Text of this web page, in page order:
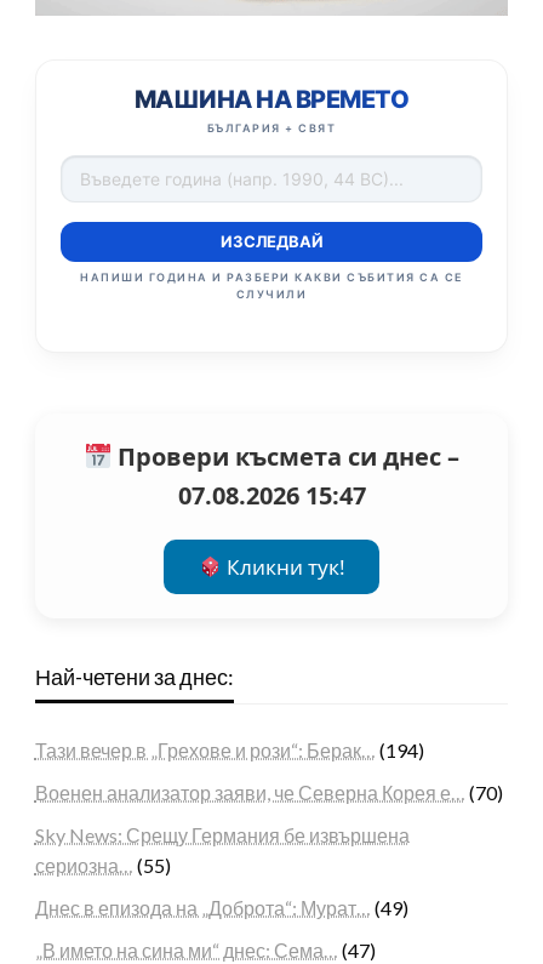
МАШИНА НА ВРЕМЕТО
БЪЛГАРИЯ + СВЯТ
ИЗСЛЕДВАЙ
НАПИШИ ГОДИНА И РАЗБЕРИ КАКВИ СЪБИТИЯ СА СЕ
СЛУЧИЛИ
Провери късмета си днес –
07.08.2026 15:47
Кликни тук!
Най-четени за днес:
Тази вечер в „Грехове и рози“: Берак… (194)
Военен анализатор заяви, че Северна Корея е… (70)
Sky News: Срещу Германия бе извършена
сериозна… (55)
Днес в епизода на „Доброта“: Мурат… (49)
„В името на сина ми“ днес: Сема… (47)